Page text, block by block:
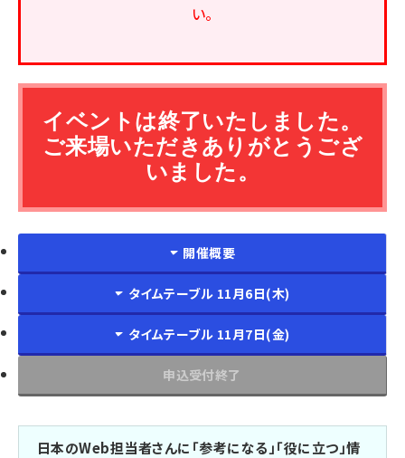
い。
イベントは終了いたしました。
ご来場いただきありがとうござ
いました。
開催概要
タイムテーブル 11月6日(木)
タイムテーブル 11月7日(金)
申込受付終了
日本のWeb担当者さんに「参考になる」「役に立つ」情